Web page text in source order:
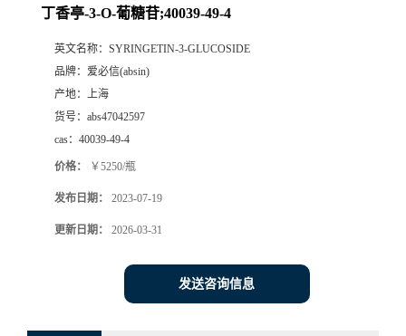
丁香亭-3-O-葡糖苷;40039-49-4
英文名称： SYRINGETIN-3-GLUCOSIDE
品牌： 爱必信(absin)
产地： 上海
货号： abs47042597
cas： 40039-49-4
价格： ￥5250/瓶
发布日期： 2023-07-19
更新日期： 2026-03-31
发送咨询信息